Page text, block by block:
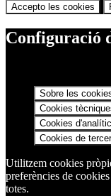
Accepto les cookies
Configuració
Sobre les
Cookies
Cookies
Cookies de
Utilitzem cookies
preferències de
totes.